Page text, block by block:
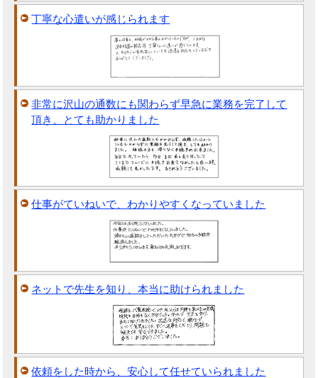
丁寧な心遣いが感じられます
非常に沢山の通数にも関わらず早急に業務を完了して
頂き、とても助かりました
仕事がていねいで、わかりやすくなっていました
ネットで先生を知り、本当に助けられました
依頼をした時から、安心して任せていられました